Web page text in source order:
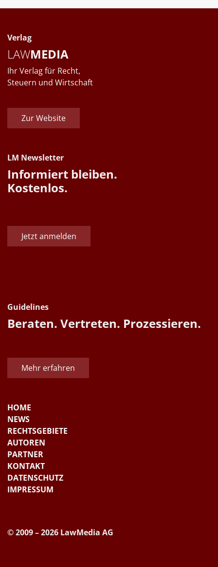
Verlag
LAWMEDIA
Ihr Verlag für Recht,
Steuern und Wirtschaft
Zur Website
LM Newsletter
Informiert bleiben.
Kostenlos.
Jetzt anmelden
Guidelines
Beraten. Vertreten. Prozessieren.
Mehr erfahren
HOME
NEWS
RECHTSGEBIETE
AUTOREN
PARTNER
KONTAKT
DATENSCHUTZ
IMPRESSUM
© 2009 – 2026 LawMedia AG